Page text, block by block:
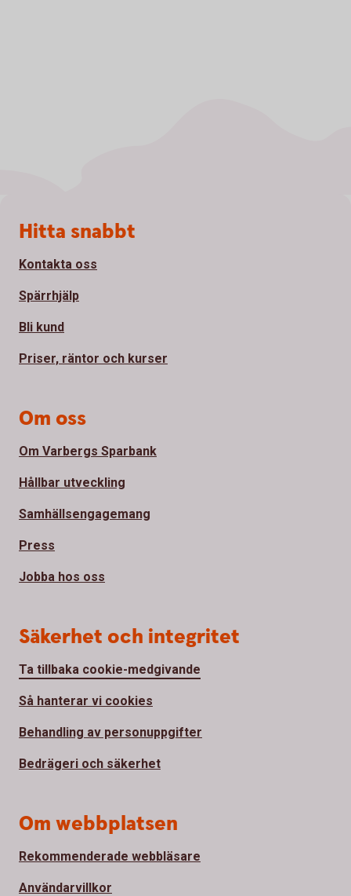
Sidfot
Hitta snabbt
Kontakta oss
Spärrhjälp
Bli kund
Priser, räntor och kurser
Om oss
Om Varbergs Sparbank
Hållbar utveckling
Samhällsengagemang
Press
Jobba hos oss
Säkerhet och integritet
Ta tillbaka cookie-medgivande
Så hanterar vi cookies
Behandling av personuppgifter
Bedrägeri och säkerhet
Om webbplatsen
Rekommenderade webbläsare
Användarvillkor